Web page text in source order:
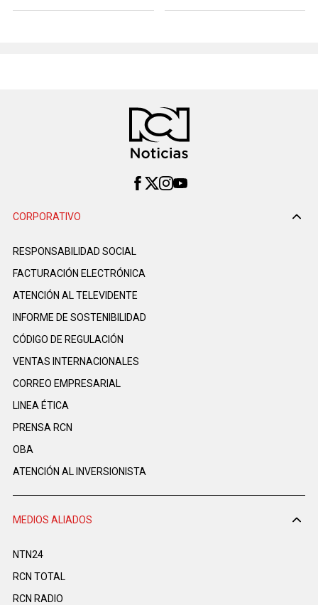
CORPORATIVO
RESPONSABILIDAD SOCIAL
FACTURACIÓN ELECTRÓNICA
ATENCIÓN AL TELEVIDENTE
INFORME DE SOSTENIBILIDAD
CÓDIGO DE REGULACIÓN
VENTAS INTERNACIONALES
CORREO EMPRESARIAL
LINEA ÉTICA
PRENSA RCN
OBA
ATENCIÓN AL INVERSIONISTA
MEDIOS ALIADOS
NTN24
RCN TOTAL
RCN RADIO